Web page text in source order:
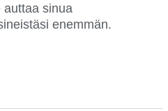
sinua
enemmän.